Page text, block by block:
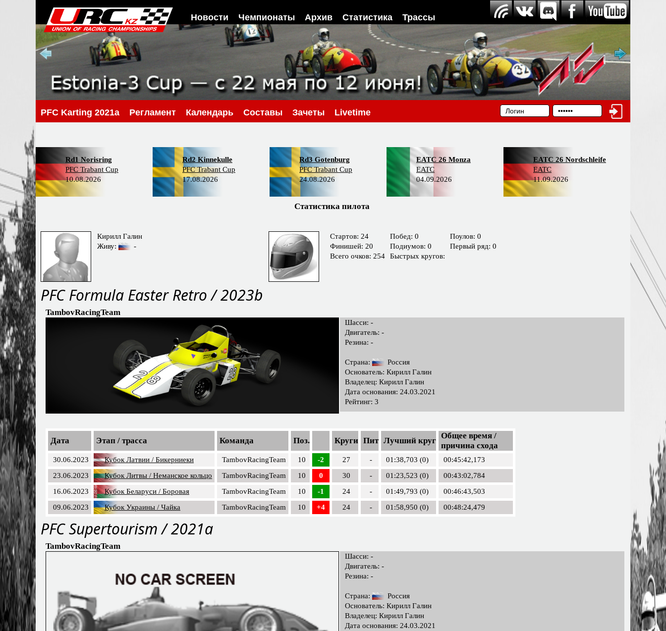
Новости Чемпионаты Архив Статистика Трассы
PFС Karting 2021a Регламент Календарь Составы Зачеты Livetime
Rd1 Norisring
PFC Trabant Cup
10.08.2026
Rd2 Kinnekulle
PFC Trabant Cup
17.08.2026
Rd3 Gotenburg
PFC Trabant Cup
24.08.2026
EATC 26 Monza
EATC
04.09.2026
EATC 26 Nordschleife
EATC
11.09.2026
Статистика пилота
Кирилл Галин
Живу:
-
Cтартов: 24
Финишей: 20
Всего очков: 254
Побед: 0
Подиумов: 0
Быстрых кругов:
Поулов: 0
Первый ряд: 0
PFС Formula Easter Retro / 2023b
TambovRacingTeam
Шасси: -
Двигатель: -
Резина: -
Страна:
Россия
Основатель: Кирилл Галин
Владелец: Кирилл Галин
Дата основания: 24.03.2021
Рейтинг: 3
Дата Этап / трасса Команда Поз. Круги Пит Лучший круг
Общее время /
причина схода
30.06.2023 Кубок Латвии / Бикерниеки TambovRacingTeam 10 -2 27 - 01:38,703 (0)
00:45:42,173
23.06.2023
Кубок Литвы / Неманское кольцо TambovRacingTeam 10 0 30 - 01:23,523 (0)
00:43:02,784
16.06.2023
Кубок Беларуси / Боровая TambovRacingTeam 10 -1 24 - 01:49,793 (0)
00:46:43,503
09.06.2023
Кубок Украины / Чайка TambovRacingTeam 10 +4 24 - 01:58,950 (0) 00:48:24,479
PFC Supertourism / 2021a
TambovRacingTeam
Шасси: -
Двигатель: -
Резина: -
Страна:
Россия
Основатель: Кирилл Галин
Владелец: Кирилл Галин
Дата основания: 24.03.2021